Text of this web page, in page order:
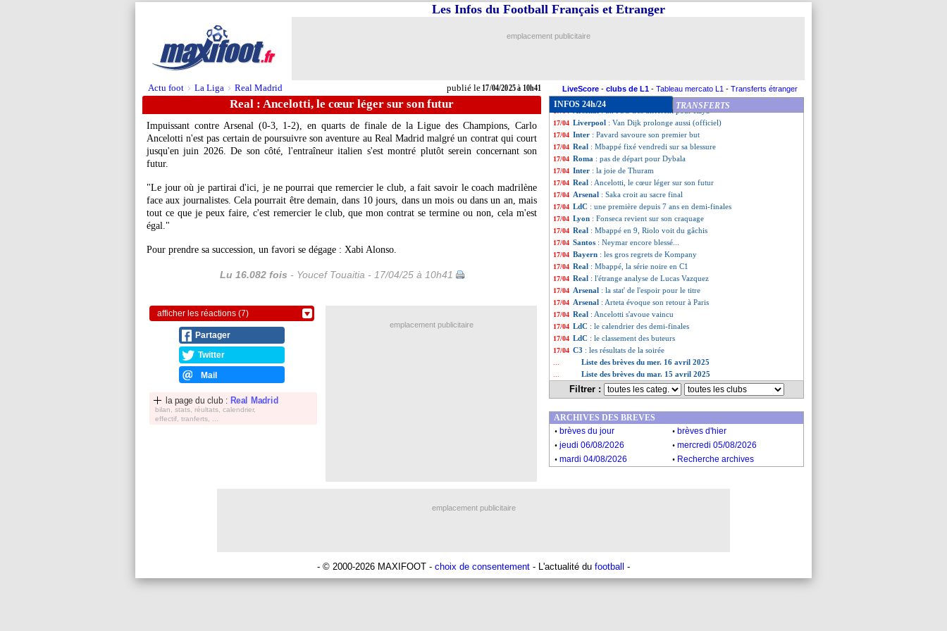
Actu foot > La Liga > Real Madrid publié le17/04/2025 à 10h41
Les Infos du Football Français et Etranger
emplacement publicitaire
LiveScore - clubs de L1 - Tableau mercato L1 - Transferts étranger
Real : Ancelotti, le cœur léger sur son futur
Impuissant contre Arsenal (0-3, 1-2), en quarts de finale de la Ligue des Champions, Carlo
Ancelotti n'est pas certain de poursuivre son aventure au Real Madrid malgré un contrat qui court
jusqu'en juin 2026. De son côté, l'entraîneur italien s'est montré plutôt serein concernant son
futur.
"Le jour où je partirai d'ici, je ne pourrai que remercier le club, a fait savoir le coach madrilène
face aux journalistes. Cela pourrait être demain, dans 10 jours, dans un mois ou dans un an, mais
tout ce que je peux faire, c'est remercier le club, que mon contrat se termine ou non, cela m'est
égal."
Pour prendre sa succession, un favori se dégage : Xabi Alonso.
Lu 16.082 fois - Youcef Touaitia - 17/04/25 à 10h41
afficher les réactions (7)
Partager
Twitter
Mail
la page du club : Real Madrid
bilan, stats, réultats, calendrier,
effectif, tranferts, ...
INFOS 24h/24 TRANSFERTS
17/04 Lens: Satriano de retour à l'entraînement
17/04 PSG-Arsenal: Giuly a hâte !
17/04 Arsenal
17/04 Bayern : Müller rejoint Messi
17/04 LdC: Ancelotti souhaite un sacre d'Arsenal
: un PSG très différent pour Raya
17/04 Liverpool : Van Dijk prolonge aussi (officiel)
17/04 Inter : Pavard savoure son premier but
17/04 Real : Mbappé fixé vendredi sur sa blessure
17/04 Roma : pas de départ pour Dybala
17/04 Inter : la joie de Thuram
17/04 Real : Ancelotti, le cœur léger sur son futur
17/04 Arsenal : Saka croit au sacre final
17/04 LdC : une première depuis 7 ans en demi-finales
17/04 Lyon : Fonseca revient sur son craquage
17/04 Real : Mbappé en 9, Riolo voit du gâchis
17/04 Santos : Neymar encore blessé...
17/04 Bayern : les gros regrets de Kompany
17/04 Real : Mbappé, la série noire en C1
17/04 Real : l'étrange analyse de Lucas Vazquez
17/04 Arsenal : la stat' de l'espoir pour le titre
17/04 Arsenal : Arteta évoque son retour à Paris
17/04 Real : Ancelotti s'avoue vaincu
17/04 LdC : le calendrier des demi-finales
17/04 LdC : le classement des buteurs
17/04 C3 : les résultats de la soirée
Liste des brèves du mer. 16 avril 2025
Liste des brèves du mar. 15 avril 2025
Filtrer :
emplacement publicitaire
ARCHIVES DES BREVES
. brèves du jour . brèves d'hier
. jeudi 06/08/2026 . mercredi 05/08/2026
. mardi 04/08/2026 . Recherche archives
emplacement publicitaire
- © 2000-2026 MAXIFOOT - choix de consentement - L'actualité du football -